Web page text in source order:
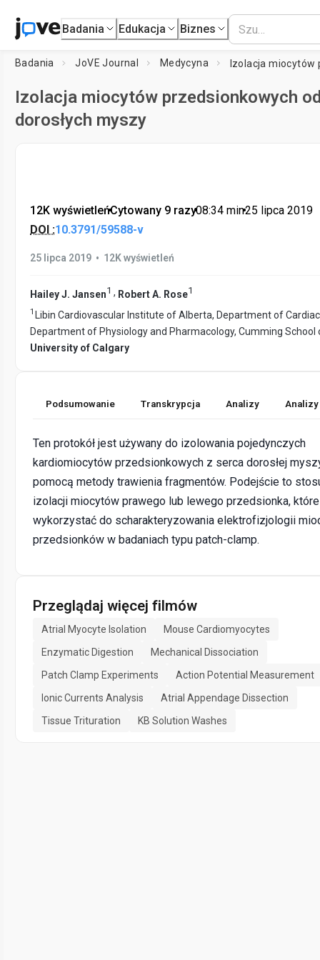
Badania Edukacja Biznes
Badania JoVE Journal Medycyna
Izolacja miocytów przedsionkowych
dorosłych myszy
12K wyświetleń•Cytowany 9 razy•08:34 min•25 lipca 2019
DOI :10.3791/59588-v
25 lipca 2019 • 12K wyświetleń
Hailey J. Jansen1 , Robert A. Rose1
1 Libin Cardiovascular Institute of Alberta, Department of
Department of Physiology and Pharmacology, Cumming School
University of Calgary
Podsumowanie Transkrypcja Analizy
Ten protokół jest używany do izolowania pojedynczych
kardiomiocytów przedsionkowych z serca dorosłej
pomocą metody trawienia fragmentów. Podejście to
izolacji miocytów prawego lub lewego przedsionka,
wykorzystać do scharakteryzowania elektrofizjologii
przedsionków w badaniach typu patch-clamp.
Przeglądaj więcej filmów
Atrial Myocyte Isolation
Mouse Cardiomyocytes
Enzymatic Digestion
Mechanical Dissociation
Patch Clamp Experiments
Action Potential Measurement
Ionic Currents Analysis
Atrial Appendage Dissection
Tissue Trituration
KB Solution Washes